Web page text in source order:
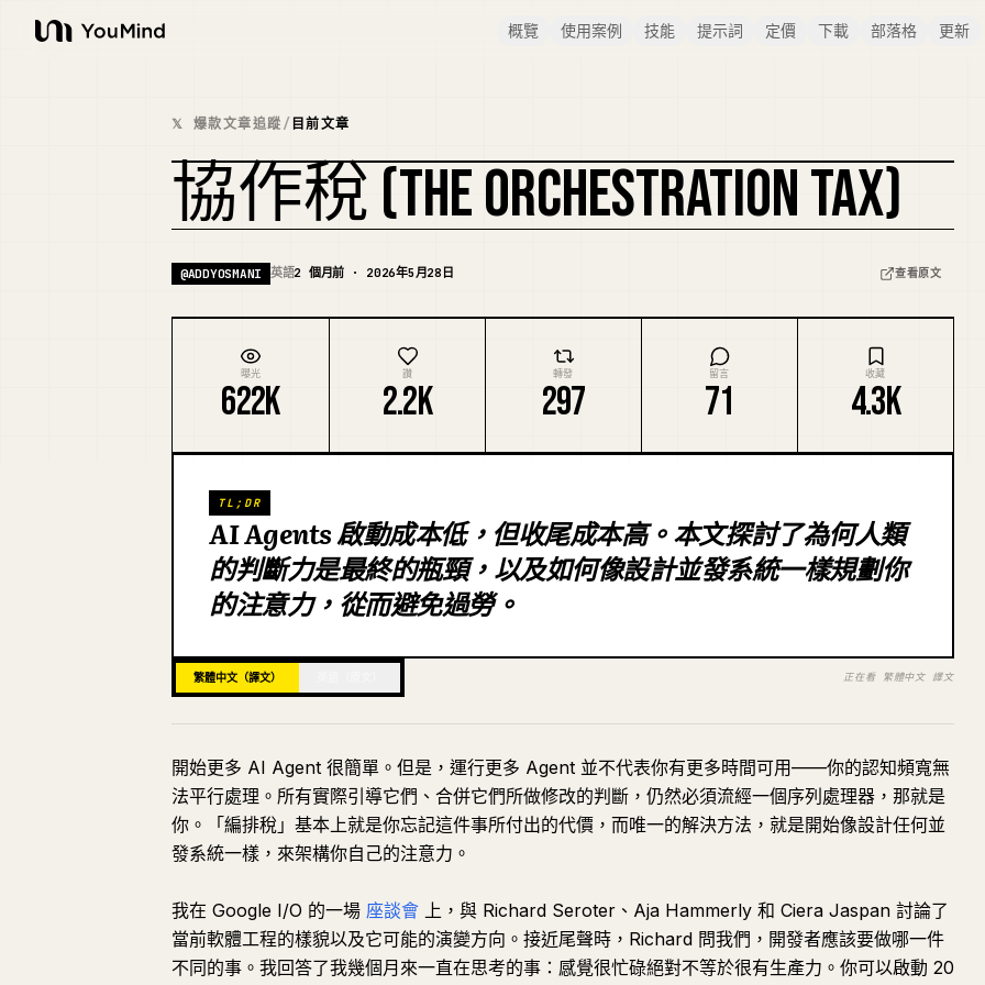
YouMind
概覽 使用案例 技能 提示詞 定價 下載 部落格 更新
𝕏 爆款文章追蹤/ 目前文章
協作稅 (THE ORCHESTRATION TAX)
@ADDYOSMANI 英語2 個月前 · 2026年5月28日 查看原文
曝光
622K
讚
2.2K
轉發
297
留言
71
收藏
4.3K
TL;DR
AI Agents 啟動成本低，但收尾成本高。本文探討了為何人類
的判斷力是最終的瓶頸，以及如何像設計並發系統一樣規劃你
的注意力，從而避免過勞。
繁體中文（譯文） 正在看 繁體中文 譯文
開始更多 AI Agent 很簡單。但是，運行更多 Agent 並不代表你有更多時間可用——你的認知頻寬無
法平行處理。所有實際引導它們、合併它們所做修改的判斷，仍然必須流經一個序列處理器，那就是
你。「編排稅」基本上就是你忘記這件事所付出的代價，而唯一的解決方法，就是開始像設計任何並
發系統一樣，來架構你自己的注意力。
我在 Google I/O 的一場 座談會 上，與 Richard Seroter、Aja Hammerly 和 Ciera Jaspan 討論了
當前軟體工程的樣貌以及它可能的演變方向。接近尾聲時，Richard 問我們，開發者應該要做哪一件
不同的事。我回答了我幾個月來一直在思考的事：感覺很忙碌絕對不等於很有生產力。你可以啟動 20